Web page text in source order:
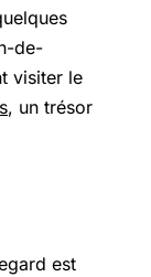
de-
visiter le
, un trésor
est